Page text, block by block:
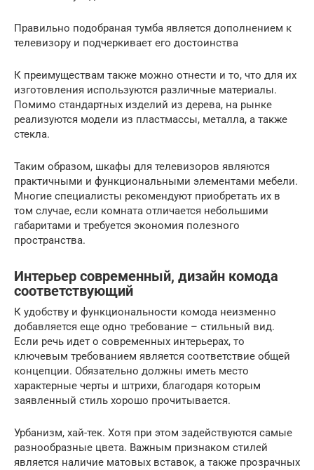
Правильно подобраная тумба является дополнением к
телевизору и подчеркивает его достоинства
К преимуществам также можно отнести и то, что для их
изготовления используются различные материалы.
Помимо стандартных изделий из дерева, на рынке
реализуются модели из пластмассы, металла, а также
стекла.
Таким образом, шкафы для телевизоров являются
практичными и функциональными элементами мебели.
Многие специалисты рекомендуют приобретать их в
том случае, если комната отличается небольшими
габаритами и требуется экономия полезного
пространства.
Интерьер современный, дизайн комода
соответствующий
К удобству и функциональности комода неизменно
добавляется еще одно требование – стильный вид.
Если речь идет о современных интерьерах, то
ключевым требованием является соответствие общей
концепции. Обязательно должны иметь место
характерные черты и штрихи, благодаря которым
заявленный стиль хорошо прочитывается.
Урбанизм, хай-тек. Хотя при этом задействуются самые
разнообразные цвета. Важным признаком стилей
является наличие матовых вставок, а также прозрачных